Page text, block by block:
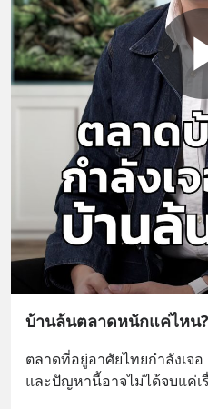
บ้านล้นตลาดหนักแค่ไหน?
ตลาดที่อยู่อาศัยไทยกำลังเจ
และปัญหานี้อาจไม่ได้จบแค่เ